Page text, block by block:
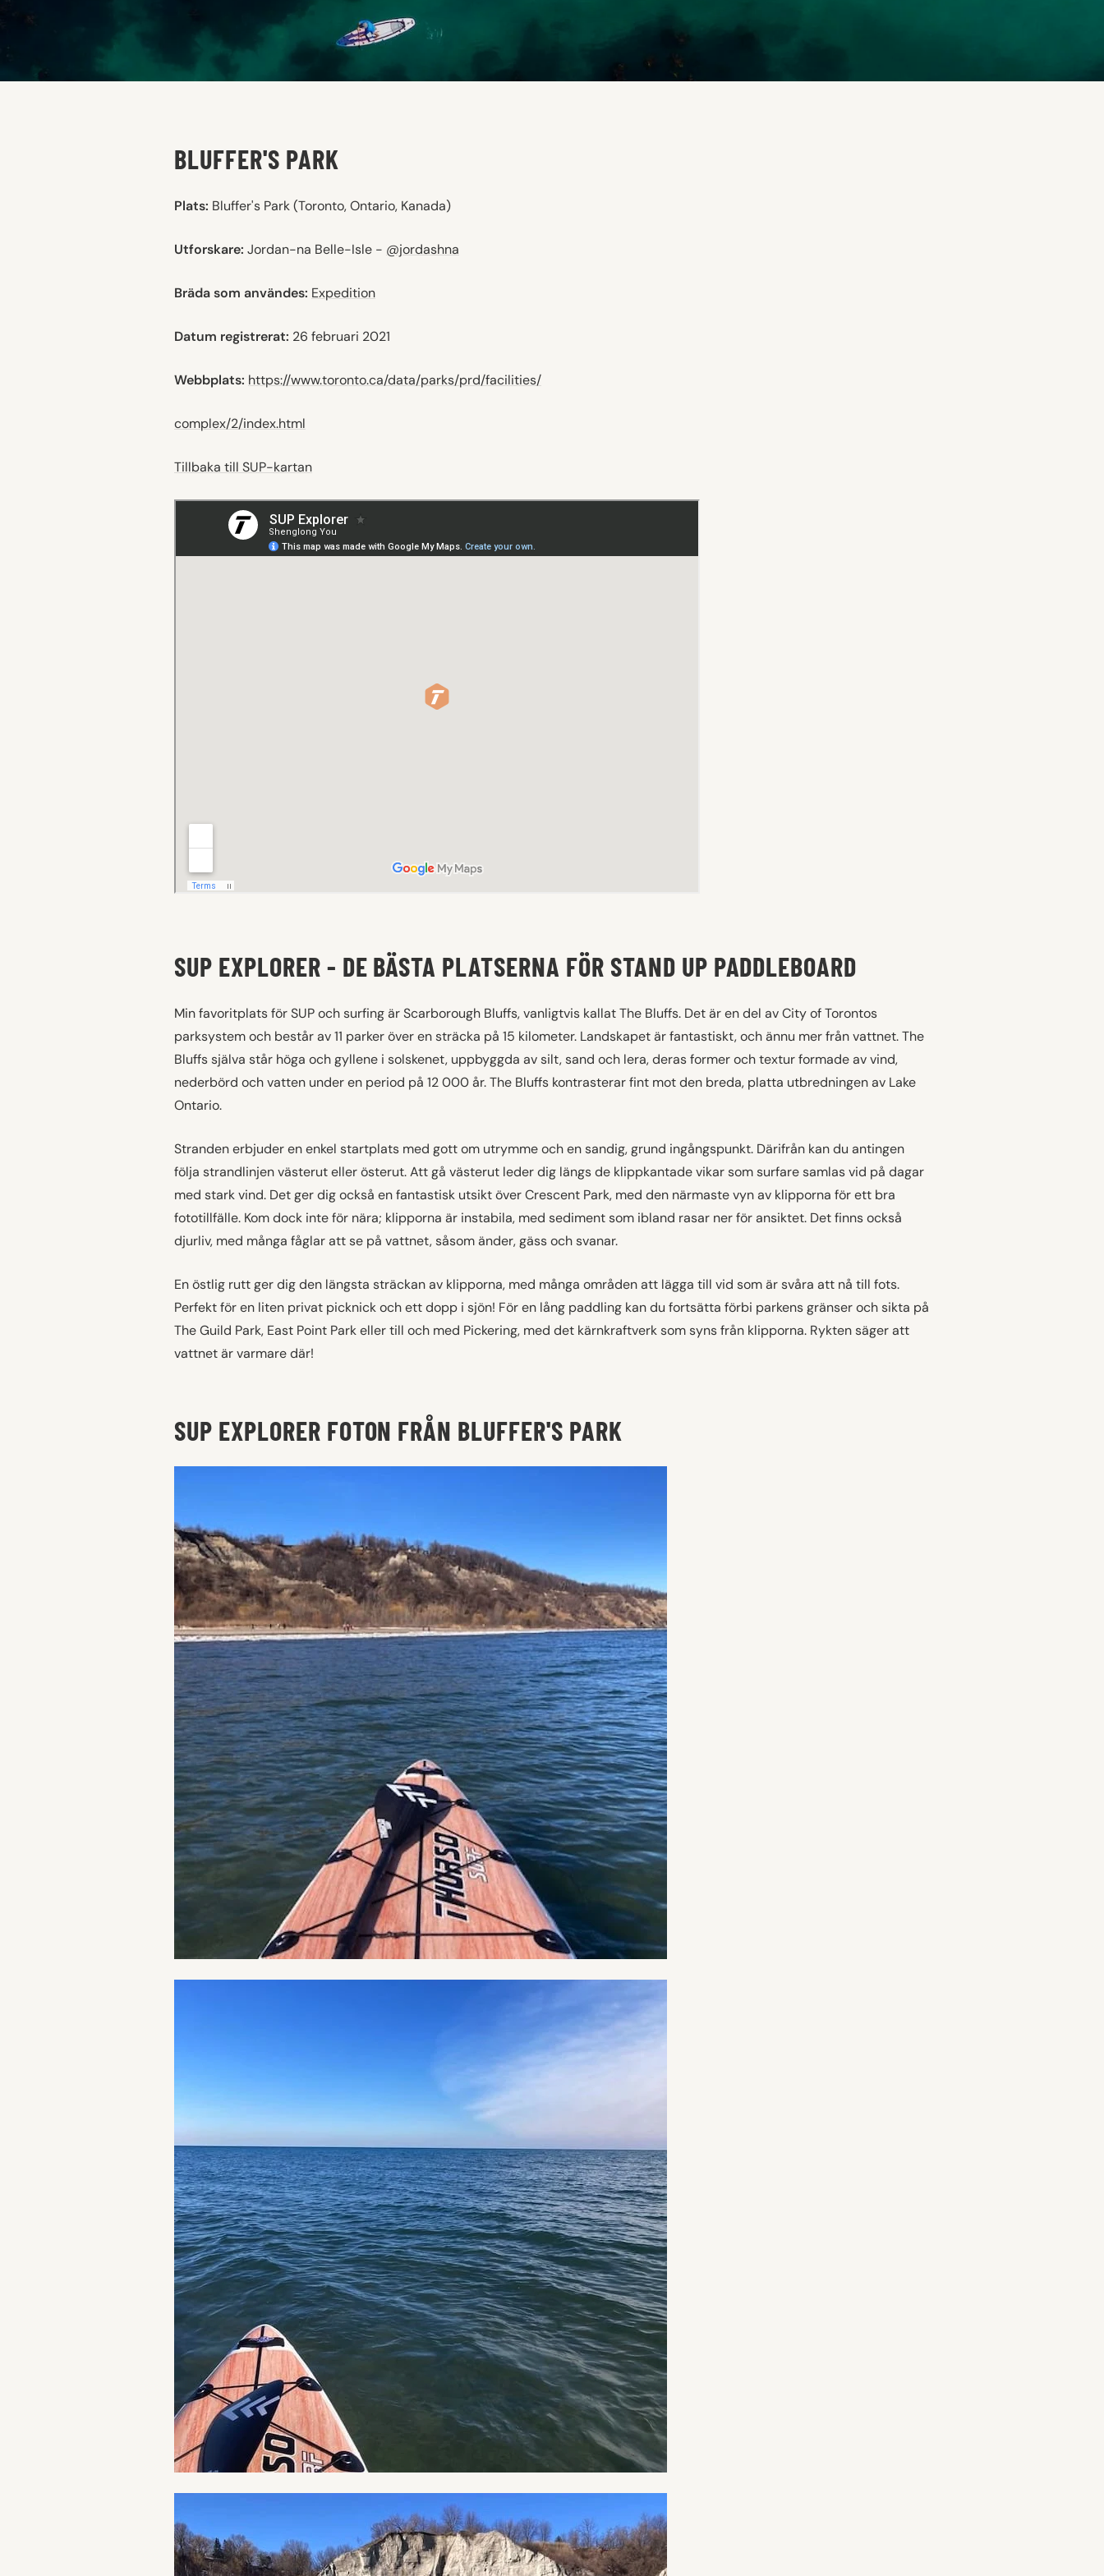
BLUFFER'S PARK
Plats: Bluffer's Park (Toronto, Ontario, Kanada)
Utforskare: Jordan-na Belle-Isle - @jordashna
Bräda som användes: Expedition
Datum registrerat: 26 februari 2021
Webbplats: https://www.toronto.ca/data/parks/prd/facilities/
complex/2/index.html
Tillbaka till SUP-kartan
SUP EXPLORER - DE BÄSTA PLATSERNA FÖR STAND UP PADDLEBOARD
Min favoritplats för SUP och surfing är Scarborough Bluffs, vanligtvis kallat The Bluffs. Det är en del av City of Torontos
parksystem och består av 11 parker över en sträcka på 15 kilometer. Landskapet är fantastiskt, och ännu mer från vattnet. The
Bluffs själva står höga och gyllene i solskenet, uppbyggda av silt, sand och lera, deras former och textur formade av vind,
nederbörd och vatten under en period på 12 000 år. The Bluffs kontrasterar fint mot den breda, platta utbredningen av Lake
Ontario.
Stranden erbjuder en enkel startplats med gott om utrymme och en sandig, grund ingångspunkt. Därifrån kan du antingen
följa strandlinjen västerut eller österut. Att gå västerut leder dig längs de klippkantade vikar som surfare samlas vid på dagar
med stark vind. Det ger dig också en fantastisk utsikt över Crescent Park, med den närmaste vyn av klipporna för ett bra
fototillfälle. Kom dock inte för nära; klipporna är instabila, med sediment som ibland rasar ner för ansiktet. Det finns också
djurliv, med många fåglar att se på vattnet, såsom änder, gäss och svanar.
En östlig rutt ger dig den längsta sträckan av klipporna, med många områden att lägga till vid som är svåra att nå till fots.
Perfekt för en liten privat picknick och ett dopp i sjön! För en lång paddling kan du fortsätta förbi parkens gränser och sikta på
The Guild Park, East Point Park eller till och med Pickering, med det kärnkraftverk som syns från klipporna. Rykten säger att
vattnet är varmare där!
SUP EXPLORER FOTON FRÅN BLUFFER'S PARK